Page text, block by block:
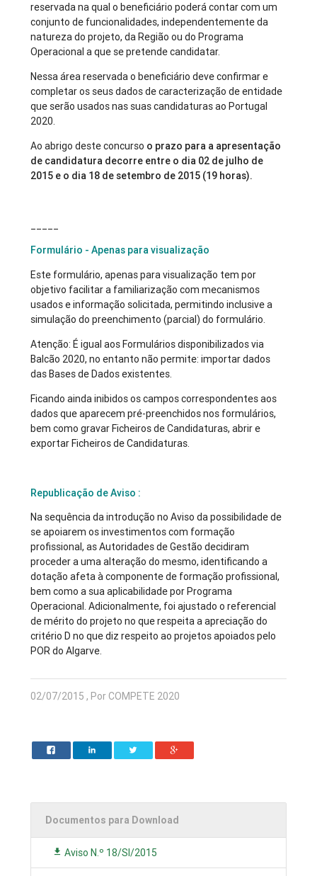
reservada na qual o beneficiário poderá contar com um
conjunto de funcionalidades, independentemente da
natureza do projeto, da Região ou do Programa
Operacional a que se pretende candidatar.
Nessa área reservada o beneficiário deve confirmar e
completar os seus dados de caracterização de entidade
que serão usados nas suas candidaturas ao Portugal
2020.
Ao abrigo deste concurso o prazo para a apresentação
de candidatura decorre entre o dia 02 de julho de
2015 e o dia 18 de setembro de 2015 (19 horas).
Formulário - Apenas para visualização
Este formulário, apenas para visualização tem por
objetivo facilitar a familiarização com mecanismos
usados e informação solicitada, permitindo inclusive a
simulação do preenchimento (parcial) do formulário.
Atenção: É igual aos Formulários disponibilizados via
Balcão 2020, no entanto não permite: importar dados
das Bases de Dados existentes.
Ficando ainda inibidos os campos correspondentes aos
dados que aparecem pré-preenchidos nos formulários,
bem como gravar Ficheiros de Candidaturas, abrir e
exportar Ficheiros de Candidaturas.
Republicação de Aviso :
Na sequência da introdução no Aviso da possibilidade de
se apoiarem os investimentos com formação
profissional, as Autoridades de Gestão decidiram
proceder a uma alteração do mesmo, identificando a
dotação afeta à componente de formação profissional,
bem como a sua aplicabilidade por Programa
Operacional. Adicionalmente, foi ajustado o referencial
de mérito do projeto no que respeita a apreciação do
critério D no que diz respeito ao projetos apoiados pelo
POR do Algarve.
02/07/2015 , Por COMPETE 2020
Documentos para Download
Aviso N.º 18/SI/2015